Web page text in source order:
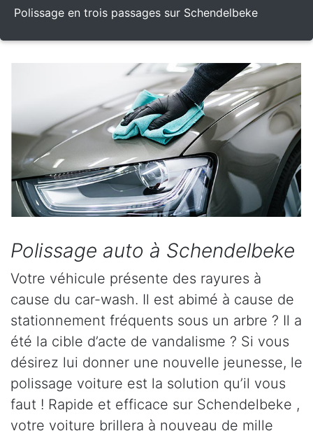
Polissage en trois passages sur Schendelbeke
Polissage auto à Schendelbeke
Votre véhicule présente des rayures à
cause du car-wash. Il est abimé à cause de
stationnement fréquents sous un arbre ? Il a
été la cible d’acte de vandalisme ? Si vous
désirez lui donner une nouvelle jeunesse, le
polissage voiture est la solution qu’il vous
faut ! Rapide et efficace sur Schendelbeke ,
votre voiture brillera à nouveau de mille